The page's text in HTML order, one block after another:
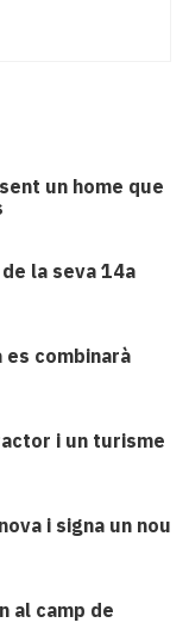
un home que
la seva 14a
combinarà
i un turisme
i signa un nou
al camp de